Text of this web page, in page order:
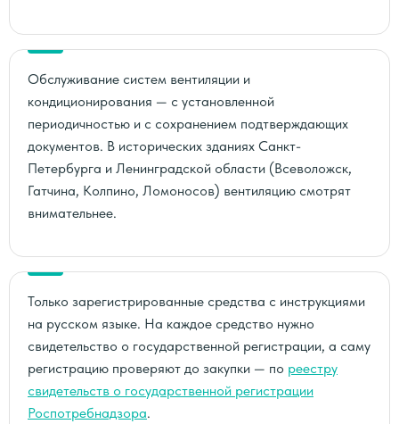
Обслуживание систем вентиляции и
кондиционирования — с установленной
периодичностью и с сохранением подтверждающих
документов. В исторических зданиях Санкт-
Петербурга и Ленинградской области (Всеволожск,
Гатчина, Колпино, Ломоносов) вентиляцию смотрят
внимательнее.
Только зарегистрированные средства с инструкциями
на русском языке. На каждое средство нужно
свидетельство о государственной регистрации, а саму
регистрацию проверяют до закупки — по реестру
свидетельств о государственной регистрации
Роспотребнадзора.